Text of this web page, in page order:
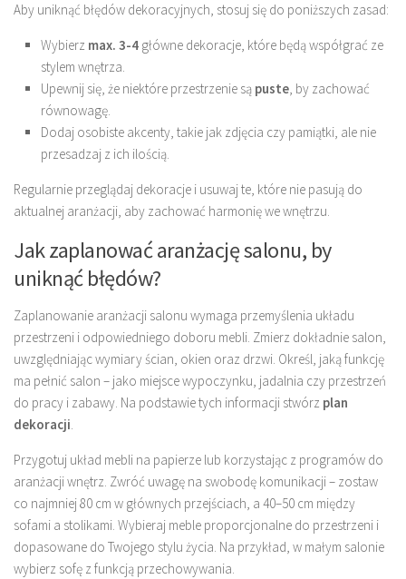
Aby uniknąć błędów dekoracyjnych, stosuj się do poniższych zasad:
Wybierz max. 3-4 główne dekoracje, które będą współgrać ze
stylem wnętrza.
Upewnij się, że niektóre przestrzenie są puste, by zachować
równowagę.
Dodaj osobiste akcenty, takie jak zdjęcia czy pamiątki, ale nie
przesadzaj z ich ilością.
Regularnie przeglądaj dekoracje i usuwaj te, które nie pasują do
aktualnej aranżacji, aby zachować harmonię we wnętrzu.
Jak zaplanować aranżację salonu, by
uniknąć błędów?
Zaplanowanie aranżacji salonu wymaga przemyślenia układu
przestrzeni i odpowiedniego doboru mebli. Zmierz dokładnie salon,
uwzględniając wymiary ścian, okien oraz drzwi. Określ, jaką funkcję
ma pełnić salon – jako miejsce wypoczynku, jadalnia czy przestrzeń
do pracy i zabawy. Na podstawie tych informacji stwórz plan
dekoracji.
Przygotuj układ mebli na papierze lub korzystając z programów do
aranżacji wnętrz. Zwróć uwagę na swobodę komunikacji – zostaw
co najmniej 80 cm w głównych przejściach, a 40–50 cm między
sofami a stolikami. Wybieraj meble proporcjonalne do przestrzeni i
dopasowane do Twojego stylu życia. Na przykład, w małym salonie
wybierz sofę z funkcją przechowywania.